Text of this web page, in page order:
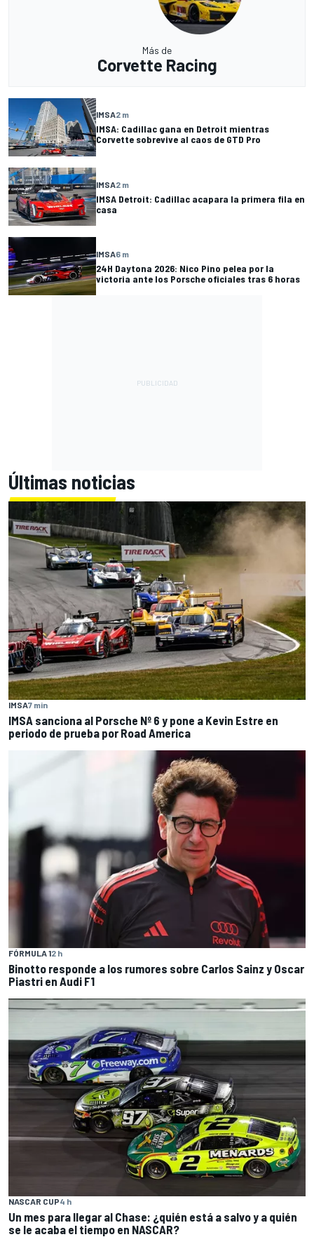
Más de
Corvette Racing
IMSA2 m
IMSA: Cadillac gana en Detroit mientras
Corvette sobrevive al caos de GTD Pro
IMSA2 m
IMSA Detroit: Cadillac acapara la primera fila en
casa
IMSA6 m
24H Daytona 2026: Nico Pino pelea por la
victoria ante los Porsche oficiales tras 6 horas
Últimas noticias
IMSA7 min
IMSA sanciona al Porsche Nº 6 y pone a Kevin Estre en
periodo de prueba por Road America
FÓRMULA 12 h
Binotto responde a los rumores sobre Carlos Sainz y Oscar
Piastri en Audi F1
NASCAR CUP4 h
Un mes para llegar al Chase: ¿quién está a salvo y a quién
se le acaba el tiempo en NASCAR?